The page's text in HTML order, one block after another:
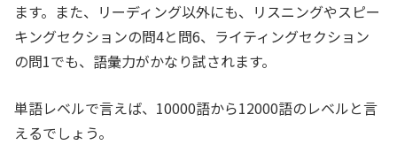
ます。また、リーディング以外にも、リスニングやスピー
キングセクションの問4と問6、ライティングセクション
の問1でも、語彙力がかなり試されます。
単語レベルで言えば、10000語から12000語のレベルと言
えるでしょう。